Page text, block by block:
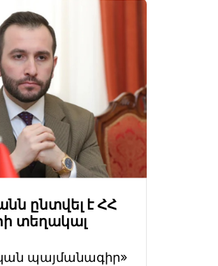
ընտվել է ՀՀ
տեղակալ
պայմանագիր»